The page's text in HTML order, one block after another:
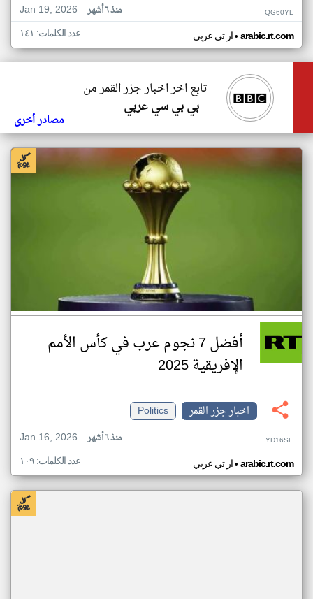
Jan 19, 2026
منذ ٦ أشهر QG60YL
ار تي عربي• arabic.rt.com عدد الكلمات: ١٤١
تابع اخر اخبار جزر القمر من
بي بي سي عربي
مصادر أخرى
أفضل 7 نجوم عرب في كأس الأمم
الإفريقية 2025
اخبار جزر القمر
Politics
Jan 16, 2026
منذ ٦ أشهر YD16SE
ار تي عربي• arabic.rt.com عدد الكلمات: ١٠٩